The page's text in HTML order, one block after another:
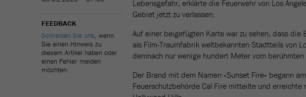
FEEDBACK
Schreiben Sie uns, wenn
Sie einen Hinweis zu
diesem Artikel haben oder
einen Fehler melden
möchten.
Lebensgefahr, erklärte die Feuerwehr von Los
Gebiet jetzt zu verlassen.
Auf einer beigefügten Karte war zu sehen, dass die
als Film-Traumfabrik weltbekannten Stadtteils von
demnach nur wenige hundert Meter vom
Der Brand mit dem Namen «Sunset Fire» begann
Feuerschutzbehörde Cal Fire mitteilte und